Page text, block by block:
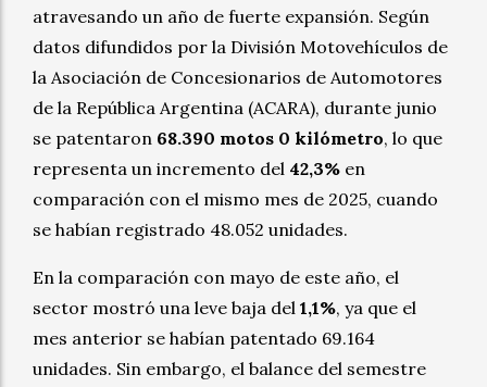
atravesando un año de fuerte expansión. Según
datos difundidos por la División Motovehículos de
la Asociación de Concesionarios de Automotores
de la República Argentina (ACARA), durante junio
se patentaron 68.390 motos 0 kilómetro, lo que
representa un incremento del 42,3% en
comparación con el mismo mes de 2025, cuando
se habían registrado 48.052 unidades.
En la comparación con mayo de este año, el
sector mostró una leve baja del 1,1%, ya que el
mes anterior se habían patentado 69.164
unidades. Sin embargo, el balance del semestre